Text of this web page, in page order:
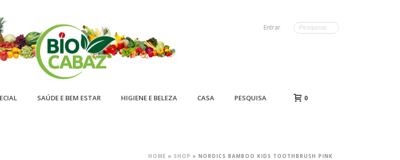
Entrar
SAÚDE E BEM ESTAR HIGIENE E BELEZA CASA PESQUISA 0
HOME » SHOP » NORDICS BAMBOO KIDS TOOTHBRUSH PINK